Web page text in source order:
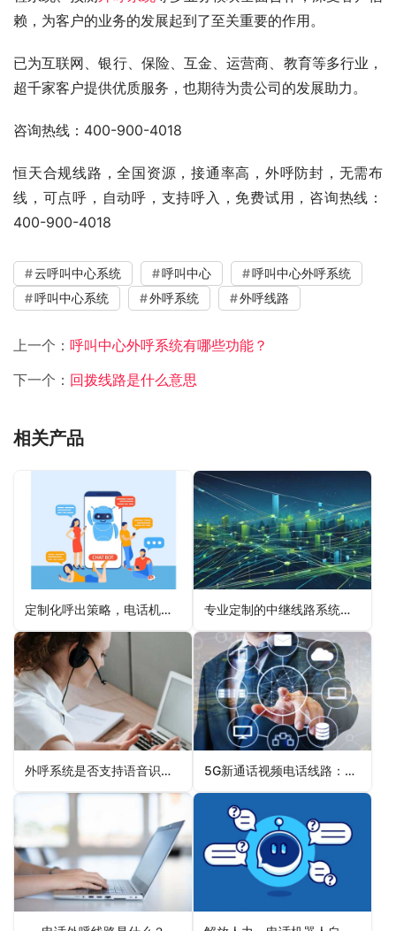
赖，为客户的业务的发展起到了至关重要的作用。
已为互联网、银行、保险、互金、运营商、教育等多行业，
超千家客户提供优质服务，也期待为贵公司的发展助力。
咨询热线：400-900-4018
恒天合规线路，全国资源，接通率高，外呼防封，无需布
线，可点呼，自动呼，支持呼入，免费试用，咨询热线：
400-900-4018
云呼叫中心系统 呼叫中心
呼叫中心外呼系统
呼叫中心系统
外呼系统 外呼线路
上一个： 呼叫中心外呼系统有哪些功能？
下一个： 回拨线路是什么意思
相关产品
定制化呼出策略，电话机器人精准触达客户 专业定制的中继线路系统：满足企业多样化通信需求
外呼系统是否支持语音识别和自然语言处理？ 5G新通话视频电话线路：开启智能通信新纪元